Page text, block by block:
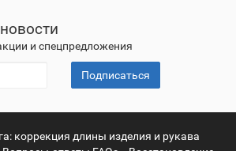
и спецпредложения
Подписаться
коррекция длины изделия и рукава